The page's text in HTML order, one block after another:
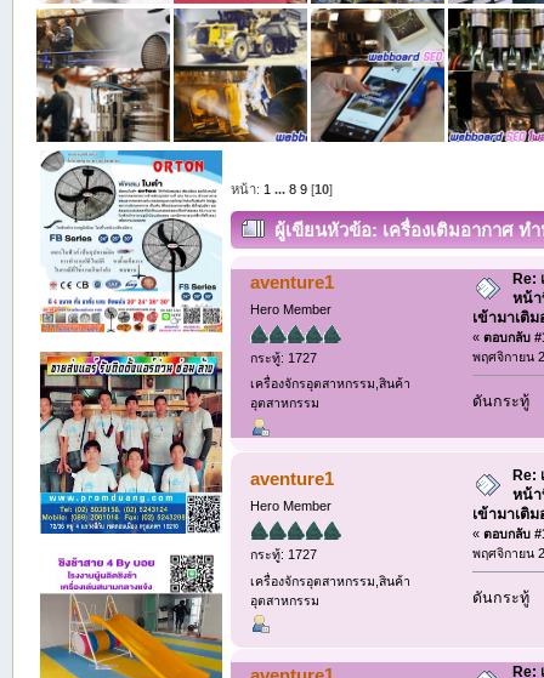
หน้า: 1 ... 8 9[10]
ผู้เขียนหัวข้อ: เครื่องเติมอากาศ ท
ภายในบ้าน (อ่าน 5161 ครั้ง)
aventure1
Hero Member
กระทู้: 1727
เครื่องจักรอุตสาหกรรม,สินค้า
อุตสาหกรรม
Re:
หน้า
เข้ามาเติ
«ตอบกลับ
พฤศจิกายน
ดันกระทู้
aventure1
Hero Member
กระทู้: 1727
เครื่องจักรอุตสาหกรรม,สินค้า
อุตสาหกรรม
Re:
หน้า
เข้ามาเติ
«ตอบกลับ
พฤศจิกายน
ดันกระทู้
Re: